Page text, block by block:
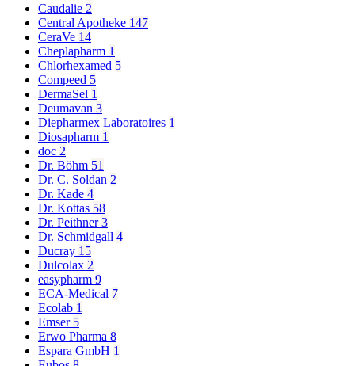
Caudalie 2
Central Apotheke 147
CeraVe 14
Cheplapharm 1
Chlorhexamed 5
Compeed 5
DermaSel 1
Deumavan 3
Diepharmex Laboratoires 1
Diosapharm 1
doc 2
Dr. Böhm 51
Dr. C. Soldan 2
Dr. Kade 4
Dr. Kottas 58
Dr. Peithner3
Dr. Schmidgall 4
Ducray 15
Dulcolax 2
easypharm 9
ECA-Medical 7
Ecolab 1
Emser 5
Erwo Pharma 8
Espara GmbH 1